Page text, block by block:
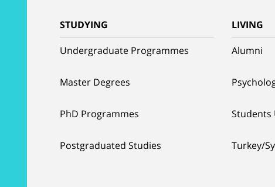
STUDYING
Undergraduate Programmes
Master Degrees
PhD Programmes
Postgraduated Studies
LIVING
Alumni
Students
Turkey/